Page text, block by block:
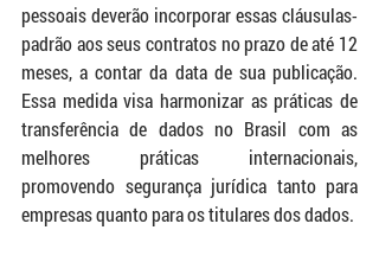
pessoais deverão incorporar essas cláusulas-
padrão aos seus contratos no prazo de até 12
meses, a contar da data de sua publicação.
Essa medida visa harmonizar as práticas de
transferência de dados no Brasil com as
melhores práticas internacionais,
promovendo segurança jurídica tanto para
empresas quanto para os titulares dos dados.